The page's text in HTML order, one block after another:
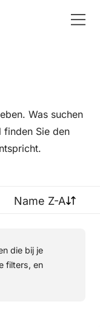
Was suchen
finden Sie den
Name Z-A
die bij je
filters, en